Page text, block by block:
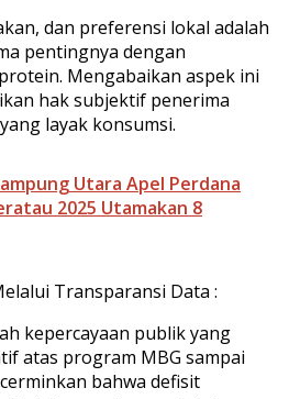
dan preferensi lokal adalah
pentingnya dengan
Mengabaikan aspek ini
hak subjektif penerima
layak konsumsi.
Utara Apel Perdana
2025 Utamakan 8
Transparansi Data :
kepercayaan publik yang
atas program MBG sampai
bahwa defisit